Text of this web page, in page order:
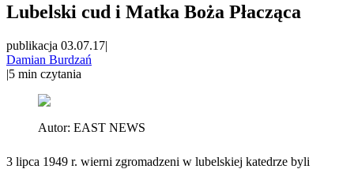
Lubelski cud i Matka Boża Płacząca
publikacja 03.07.17|
Damian Burdzań
|5 min czytania
Autor: EAST NEWS
3 lipca 1949 r. wierni zgromadzeni w lubelskiej katedrze byli